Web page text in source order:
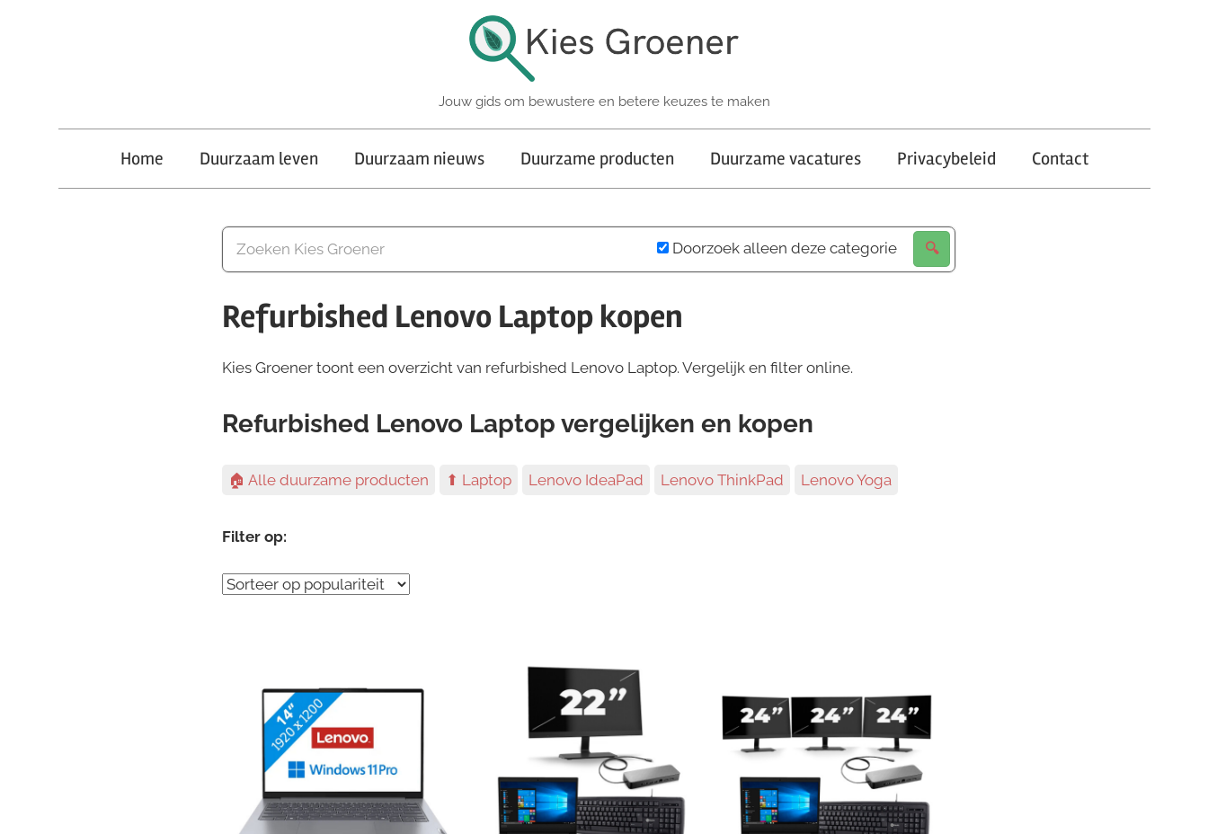
Kies
Groener
Jouw gids om bewustere en betere keuzes te maken
Home Duurzaam leven Duurzaam nieuws Duurzame producten Duurzame vacatures Privacybeleid Contact
Doorzoek alleen deze categorie
Refurbished Lenovo Laptop kopen
Kies Groener toont een overzicht van refurbished Lenovo Laptop. Vergelijk en filter online.
Refurbished Lenovo Laptop vergelijken en kopen
🏠 Alle duurzame producten ⬆ Laptop Lenovo IdeaPad Lenovo ThinkPad Lenovo Yoga
Filter op: